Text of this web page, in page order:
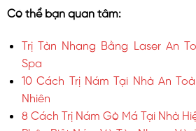
Có thể bạn quan tâm:
Trị Tàn Nhang Bằng Laser An
Spa
10 Cách Trị Nám Tại Nhà An
Nhiên
8 Cách Trị Nám Gò Má Tại Nhà